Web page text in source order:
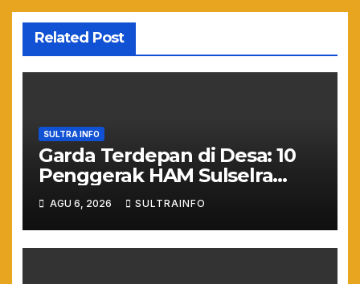
Related Post
SULTRA INFO
Garda Terdepan di Desa: 10
Penggerak HAM Sulselra
Resmi Bertugas Mengawal
Asta Cita Prabowo
AGU 6, 2026 SULTRAINFO